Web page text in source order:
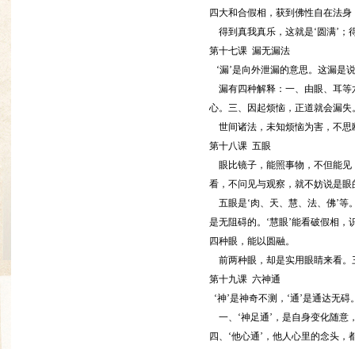
四大和合假相，获到佛性自在法
得到真我真乐，这就是‘圆满’；
第十七课 漏无漏法
‘漏’是向外泄漏的意思。这漏是
漏有四种解释：一、由眼、耳等
心。三、因起烦恼，正道就会漏
世间诸法，未知烦恼为害，不思
第十八课 五眼
眼比镜子，能照事物，不但能见
看，不问见与观察，就不妨说是眼
五眼是‘肉、天、慧、法、佛’等
是无阻碍的。‘慧眼’能看破假相，
四种眼，能以圆融。
前两种眼，却是实用眼睛来看。
第十九课 六神通
‘神’是神奇不测，‘通’是通达无
一、‘神足通’，是自身变化随意
四、‘他心通’，他人心里的念头